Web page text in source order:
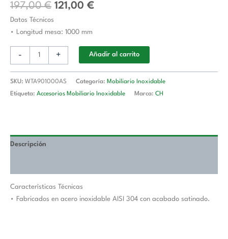
197,00€ 121,00 €
Datos Técnicos
• Longitud mesa: 1000 mm
-
Con
Longitud
De
1000
WTA901000AS
cantidad
+ Añadir al carrito
SKU: WTA901000AS Categoría: Mobiliario Inoxidable
Etiqueta: Accesorios Mobiliario Inoxidable Marca: CH
Descripción
Características Técnicas
• Fabricados en acero inoxidable AISI 304 con acabado satinado.